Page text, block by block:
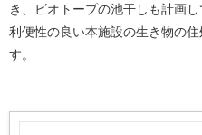
き、ビオトープの池干しも計画し
利便性の良い本施設の生き物の
す。